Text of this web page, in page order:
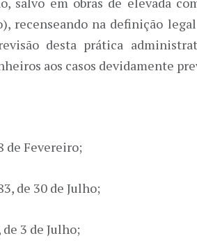
recenseando na definição
desta prática
aos casos devidamente
de Fevereiro;
de 30 de Julho;
3 de Julho;